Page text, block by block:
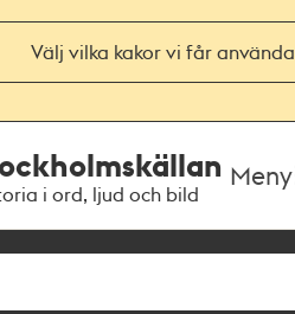
Välj vilka kakor vi får använda
i ord, ljud och bild
Meny